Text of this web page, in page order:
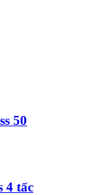
50
4 tấc